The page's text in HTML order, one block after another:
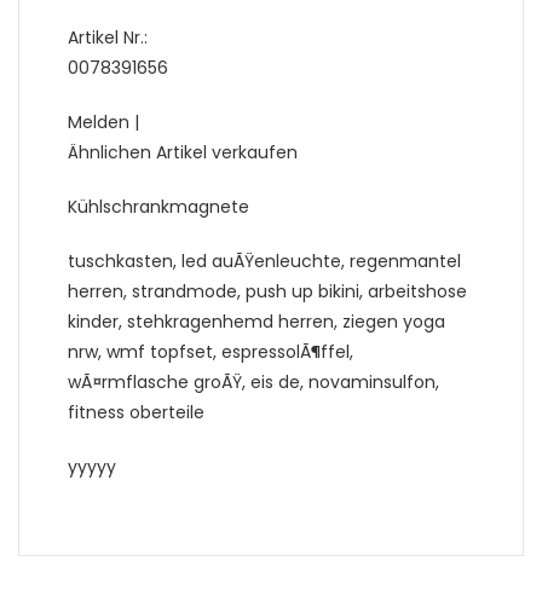
Artikel Nr.:
0078391656
Melden |
Ähnlichen Artikel verkaufen
Kühlschrankmagnete
tuschkasten, led auÃŸenleuchte, regenmantel
herren, strandmode, push up bikini, arbeitshose
kinder, stehkragenhemd herren, ziegen yoga
nrw, wmf topfset, espressolÃ¶ffel,
wÃ¤rmflasche groÃŸ, eis de, novaminsulfon,
fitness oberteile
yyyyy